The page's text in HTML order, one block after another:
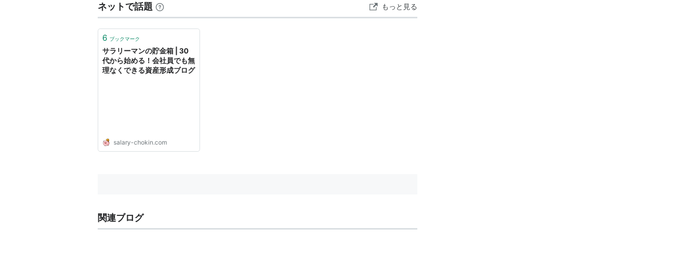
ネットで話題 もっと見る
6 ブックマーク
サラリーマンの貯金箱 | 30
代から始める！会社員でも無
理なくできる資産形成ブログ
salary-chokin.com
関連ブログ